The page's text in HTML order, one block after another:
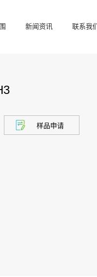
新闻资讯 联系我们
样品申请